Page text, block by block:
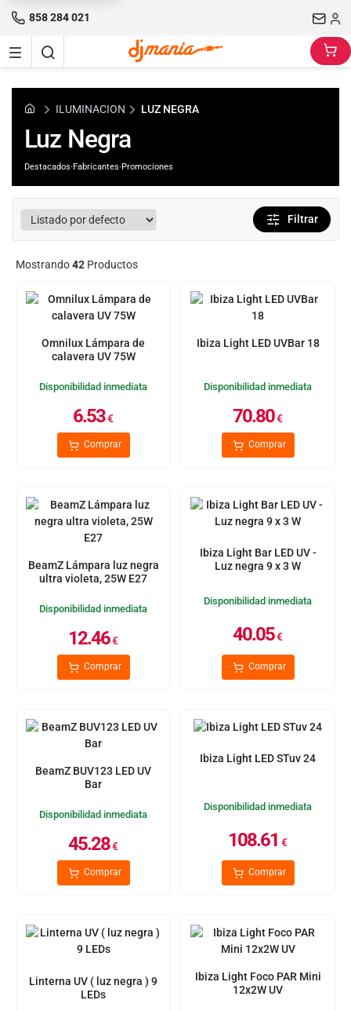
858 284 021
ILUMINACION LUZ NEGRA
Luz Negra
Destacados·Fabricantes·Promociones
Filtrar
Mostrando42 Productos
Omnilux Lámpara de
calavera UV 75W
Disponibilidad inmediata
6.53€
Comprar
Ibiza Light LED UVBar 18
Disponibilidad inmediata
70.80€
Comprar
BeamZ Lámpara luz negra
ultra violeta, 25W E27
Disponibilidad inmediata
12.46€
Comprar
Ibiza Light Bar LED UV -
Luz negra 9 x 3 W
Disponibilidad inmediata
40.05€
Comprar
BeamZ BUV123 LED UV
Bar
Disponibilidad inmediata
45.28€
Comprar
Ibiza Light LED STuv 24
Disponibilidad inmediata
108.61 €
Comprar
Linterna UV ( luz negra ) 9
LEDs
Ibiza Light Foco PAR Mini
12x2W UV